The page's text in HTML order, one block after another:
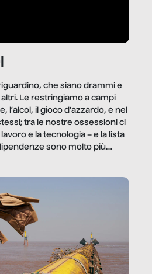
che siano drammi e
Le restringiamo a campi
l’alcol, il gioco d’azzardo, e nel
tra le nostre ossessioni ci
e la tecnologia – e la lista
sono molto più
reportage vediamo